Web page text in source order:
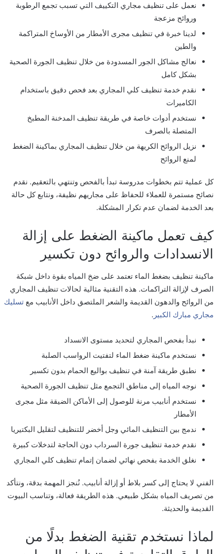
نعمل على تنظيف مجاري التكييف التي تسبب تجمع الرطوبة
وروائح مزعجة
لدينا خبرة في تنظيف مجرى الأمطار من الأوساخ المتراكمة
والطين
نعالج مشاكل الجور المسدودة من خلال تنظيف الجورة الصحية
بشكل كامل
نقدم خدمة تنظيف كلي المجاري بعد فحص دقيق باستخدام
الكاميرات
نستخدم أدوات خاصة في طريقة تنظيف المدخنة المطبخ
المتصلة بالصرف
نزيل الروائح الكريهة من خلال تنظيف المجاري بماكينة الضغط
لمنع الروائح
كل عملية تتم بخطوات مدروسة تبدأ بالفحص وتنتهي بالتعقيم. نقدم
نصائح مستمرة للعملاء للحفاظ على مجاريهم نظيفة، ونتابع كل حالة
بعد الخدمة لضمان عدم تكرار المشكلة.
كيف تعمل ماكينة الضغط على إزالة
الانسدادات والروائح دون تكسير
ماكينة تنظيف بضغط الماء تعتمد على ضخ المياه بقوة داخل شبكة
الصرف لإزالة التراكمات. هذه التقنية مثالية لحالات تنظيف المجاري
من الروائح والدهون القديمة والشعر الملتصق داخل الأنابيب مع تسليك
مجاري مبارك الكبير .
نبدأ بفحص المجاري لتحديد مستوى الانسداد
نستخدم ماكينة ضغط الماء لتفتيت الرواسب الصلبة
نطبق طريقة آمنة في تنظيف بواليع الحمام بدون تكسير
نوجه المياه إلى مناطق التجمع مثل تنظيف الجورة الصحية
نستخدم أنابيب مرنة للوصول إلى الأماكن الضيقة مثل مجرى
الأمطار
ندمج بين التنظيف المائي وجل أخضر للتنظيف لتقليل البكتيريا
نقدم خدمة تنظيف جورة السرداب دون الحاجة لتدخلات كبيرة
نغلق الخدمة بفحص نهائي لضمان إتمام تنظيف كلي المجاري
الفني لا يحتاج إلى كسر بلاط أو إزالة أنابيب. نُنجز المهمة بدقة، ونتأكد
من تصريف المياه بشكل طبيعي. هذه الطريقة فعالة، وتناسب البيوت
القديمة والحديثة.
لماذا نستخدم تقنية الضغط بدلًا من